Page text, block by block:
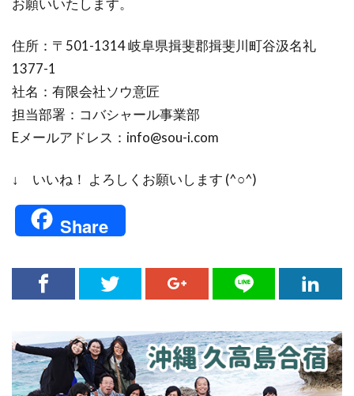
お願いいたします。
住所：〒501-1314 岐阜県揖斐郡揖斐川町谷汲名礼
1377-1
社名：有限会社ソウ意匠
担当部署：コバシャール事業部
Eメールアドレス：info@sou-i.com
↓ いいね！ よろしくお願いします (^○^)
Share